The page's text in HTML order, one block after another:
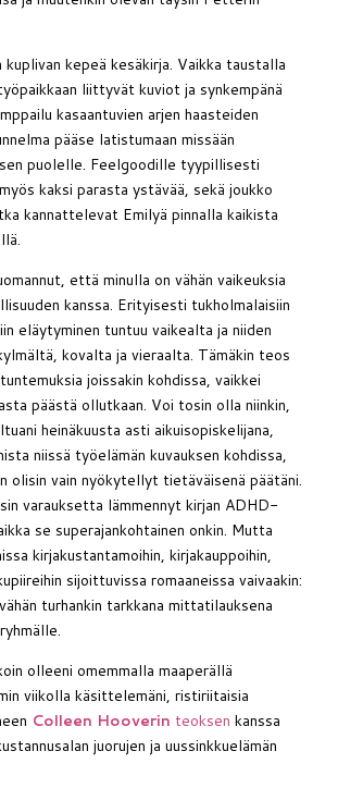
kuplivan kepeä kesäkirja. Vaikka taustalla
liittyvät kuviot ja synkempänä
kasaantuvien arjen haasteiden
pääse latistumaan missään
puolelle. Feelgoodille tyypillisesti
kaksi parasta ystävää, sekä joukko
kannattelevat Emilyä pinnalla kaikista
että minulla on vähän vaikeuksia
kanssa. Erityisesti tukholmalaisiin
eläytyminen tuntuu vaikealta ja niiden
kovalta ja vieraalta. Tämäkin teos
joissakin kohdissa, vaikkei
päästä ollutkaan. Voi tosin olla niinkin,
heinäkuusta asti aikuisopiskelijana,
niissä työelämän kuvauksen kohdissa,
olisin vain nyökytellyt tietäväisenä päätäni.
varauksetta lämmennyt kirjan ADHD-
se superajankohtainen onkin. Mutta
kirjakustantamoihin, kirjakauppoihin,
sijoittuvissa romaaneissa vaivaakin:
turhankin tarkkana mittatilauksena
olleeni omemmalla maaperällä
viikolla käsittelemäni, ristiriitaisia
Colleen Hooverin teoksen kanssa
juorujen ja uussinkkuelämän